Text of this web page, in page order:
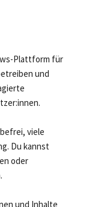
Plattform für
und
viele
Du kannst
oder
und Inhalte